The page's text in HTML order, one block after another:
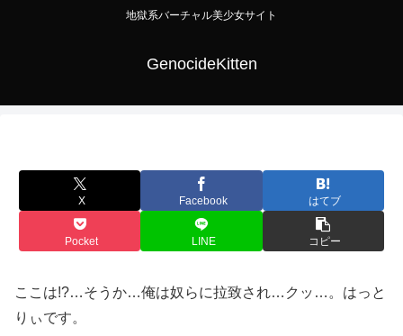
地獄系バーチャル美少女サイト
GenocideKitten
X Facebook はてブ
Pocket LINE コピー
ここは!?…そうか…俺は奴らに拉致され…クッ…。はっと
りぃです。